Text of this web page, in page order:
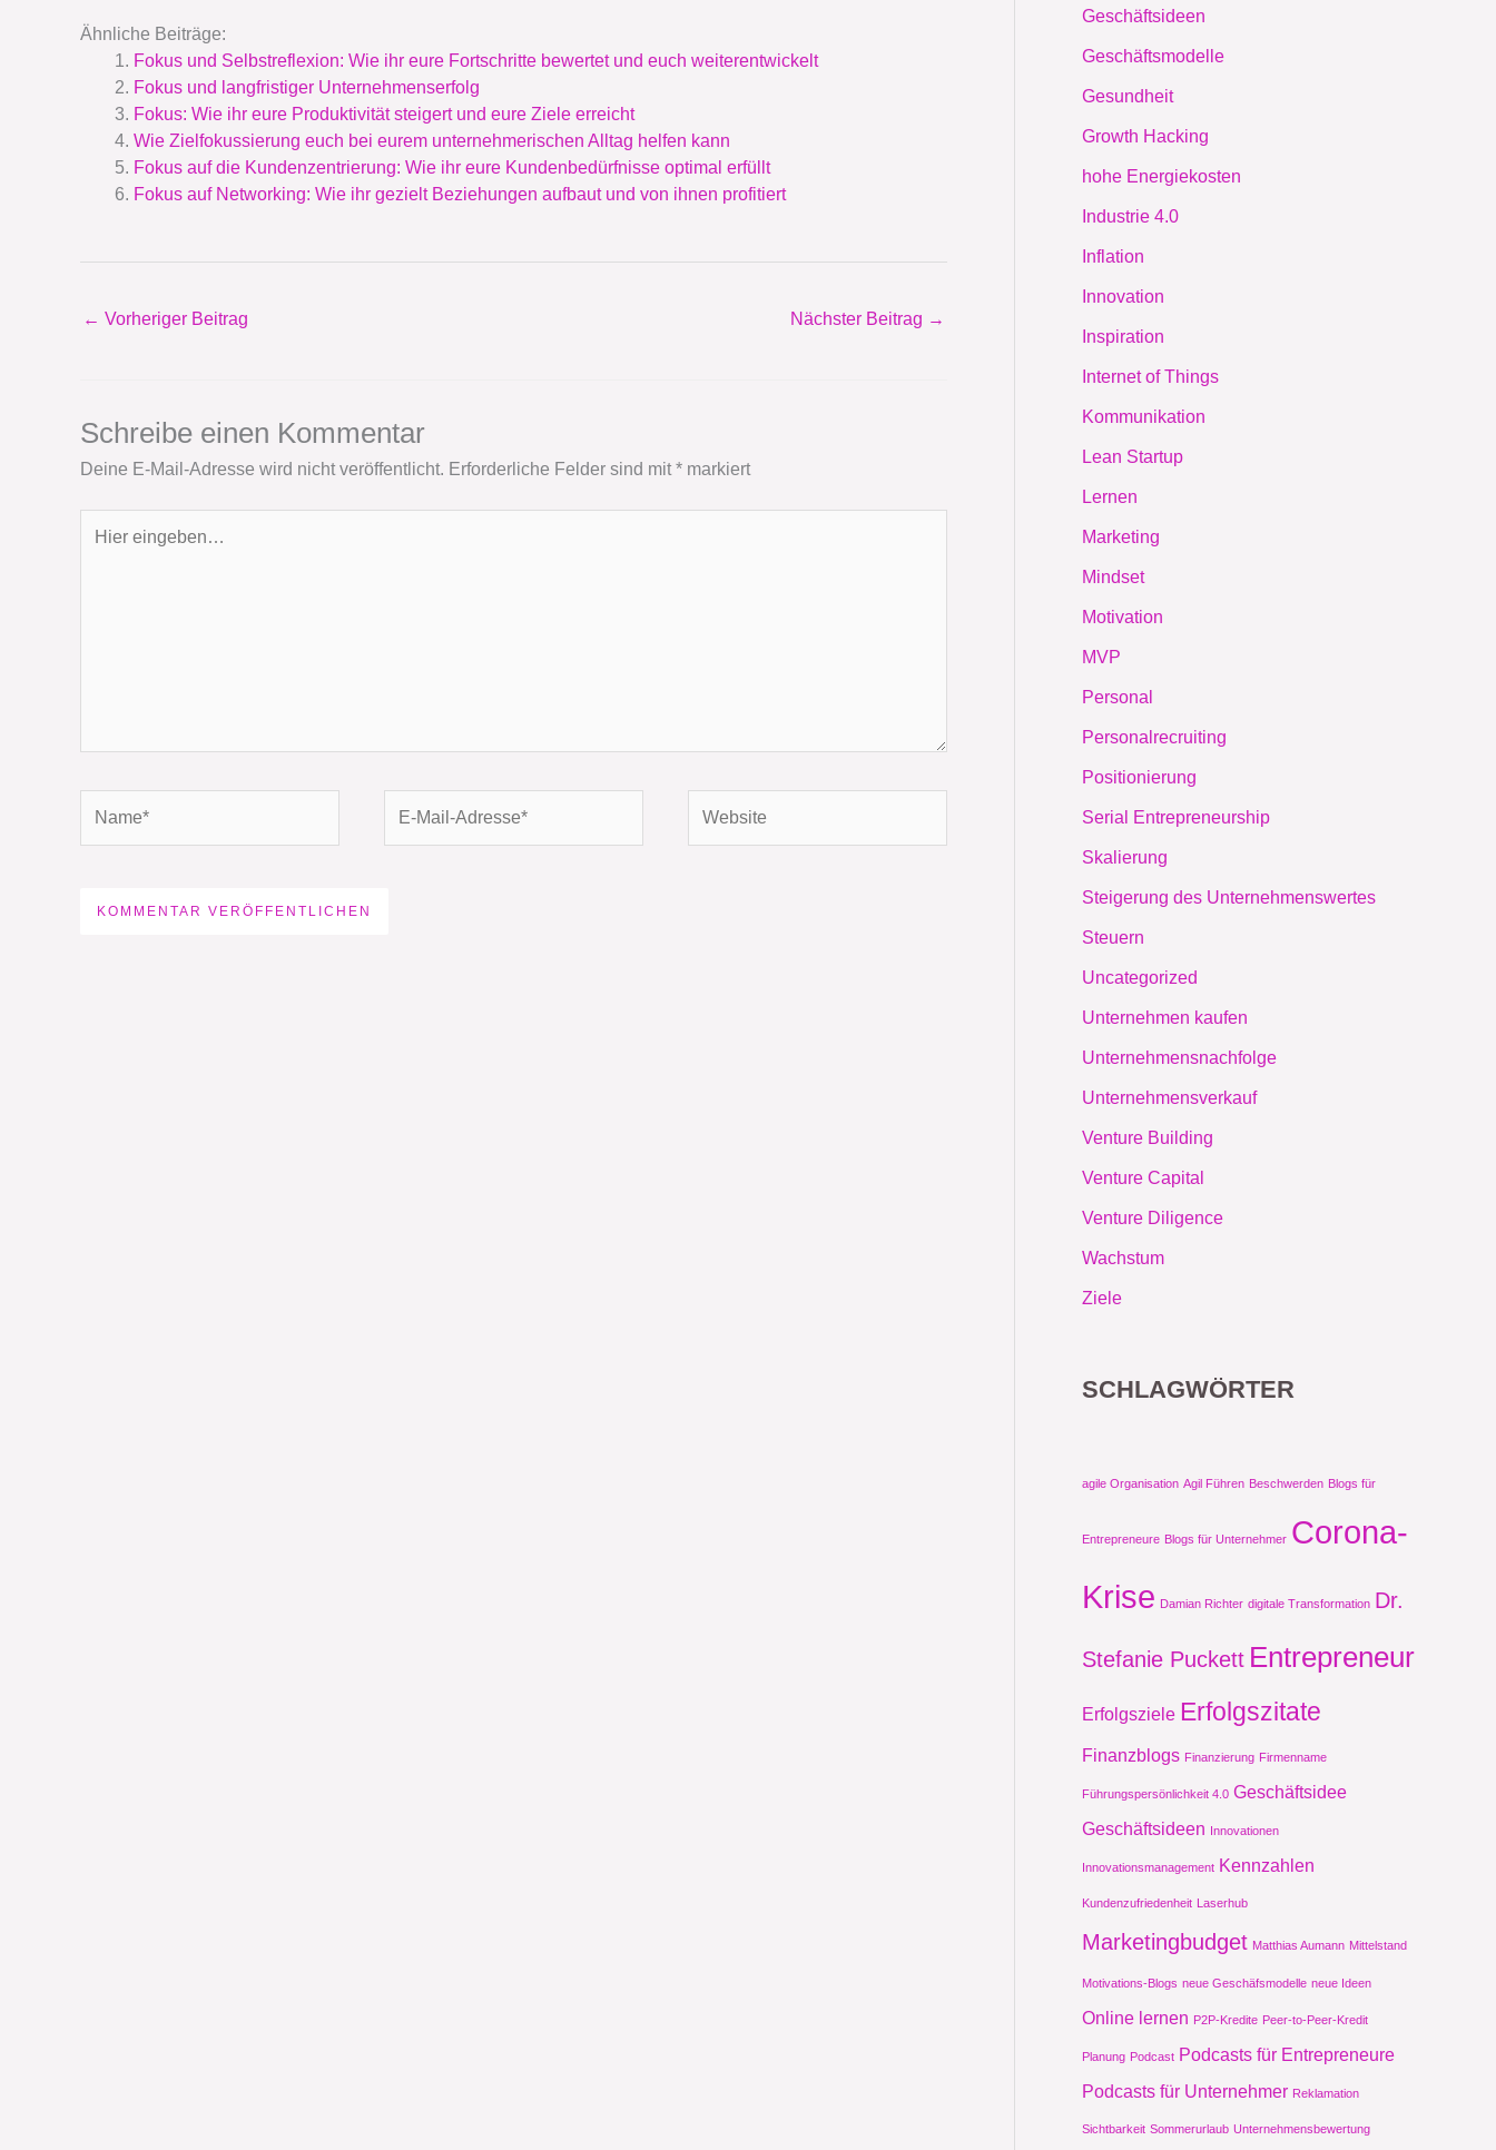
Ähnliche Beiträge:
Fokus und Selbstreflexion: Wie ihr eure Fortschritte bewertet und euch weiterentwickelt
Fokus und langfristiger Unternehmenserfolg
Fokus: Wie ihr eure Produktivität steigert und eure Ziele erreicht
Wie Zielfokussierung euch bei eurem unternehmerischen Alltag helfen kann
Fokus auf die Kundenzentrierung: Wie ihr eure Kundenbedürfnisse optimal erfüllt
Fokus auf Networking: Wie ihr gezielt Beziehungen aufbaut und von ihnen profitiert
← Vorheriger Beitrag Nächster Beitrag →
Schreibe einen Kommentar
Deine E-Mail-Adresse wird nicht veröffentlicht. Erforderliche Felder sind mit * markiert
eingeben…
Mail-
Geschäftsideen
Geschäftsmodelle
Gesundheit
Growth Hacking
hohe Energiekosten
Industrie 4.0
Inflation
Innovation
Inspiration
Internet of Things
Kommunikation
Lean Startup
Lernen
Marketing
Mindset
Motivation
MVP
Personal
Personalrecruiting
Positionierung
Serial Entrepreneurship
Skalierung
Steigerung des Unternehmenswertes
Steuern
Uncategorized
Unternehmen kaufen
Unternehmensnachfolge
Unternehmensverkauf
Venture Building
Venture Capital
Venture Diligence
Wachstum
Ziele
SCHLAGWÖRTER
agile Organisation Agil Führen Beschwerden Blogs für
Entrepreneure Blogs für Unternehmer Corona-
Krise Damian Richter digitale Transformation Dr.
Stefanie Puckett Entrepreneur
Erfolgsziele Erfolgszitate
Finanzblogs Finanzierung Firmenname
Führungspersönlichkeit 4.0 Geschäftsidee
Geschäftsideen Innovationen
Innovationsmanagement Kennzahlen
Kundenzufriedenheit Laserhub
Marketingbudget Matthias Aumann Mittelstand
Motivations-Blogs neue Geschäfsmodelle neue Ideen
Online lernen P2P-Kredite Peer-to-Peer-Kredit
Planung Podcast Podcasts für Entrepreneure
Podcasts für Unternehmer Reklamation
Sichtbarkeit Sommerurlaub Unternehmensbewertung